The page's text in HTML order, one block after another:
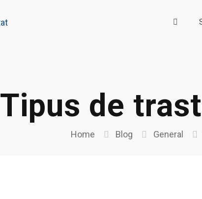
Tipus de
Home Blog General